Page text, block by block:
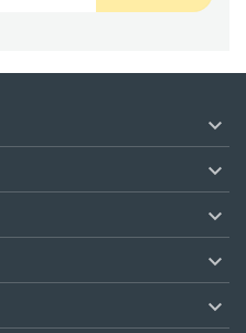




